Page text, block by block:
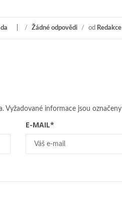
/ Žádné odpovědi / od Redakce
Vyžadované informace jsou označeny
E-MAIL*